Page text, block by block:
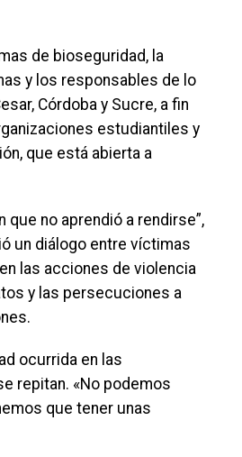
de bioseguridad, la
y los responsables de lo
Córdoba y Sucre, a fin
estudiantiles y
que está abierta a
no aprendió a rendirse”,
un diálogo entre víctimas
las acciones de violencia
y las persecuciones a
ocurrida en las
repitan. «No podemos
que tener unas